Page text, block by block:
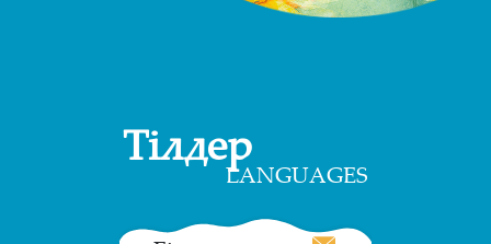
Тілдер
LANGUAGES